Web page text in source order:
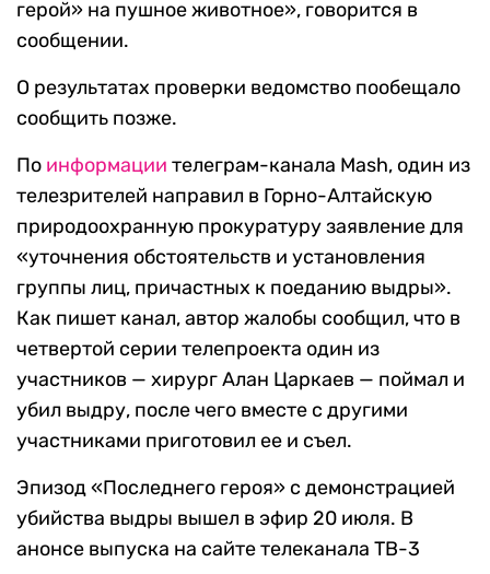
герой» на пушное животное», говорится в
сообщении.
О результатах проверки ведомство пообещало
сообщить позже.
По информации телеграм-канала Mash, один из
телезрителей направил в Горно-Алтайскую
природоохранную прокуратуру заявление для
«уточнения обстоятельств и установления
группы лиц, причастных к поеданию выдры».
Как пишет канал, автор жалобы сообщил, что в
четвертой серии телепроекта один из
участников — хирург Алан Царкаев — поймал и
убил выдру, после чего вместе с другими
участниками приготовил ее и съел.
Эпизод «Последнего героя» с демонстрацией
убийства выдры вышел в эфир 20 июля. В
анонсе выпуска на сайте телеканала ТВ-3